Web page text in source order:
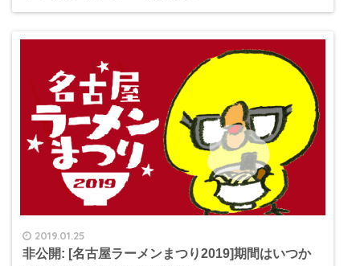
2019.01.25
非公開: [名古屋ラーメンまつり2019]期間はいつか